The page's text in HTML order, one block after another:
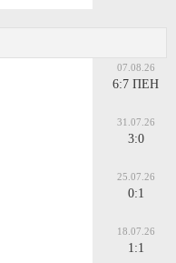
07.08.26
6:7 ПЕН
31.07.26
3:0
25.07.26
0:1
18.07.26
1:1